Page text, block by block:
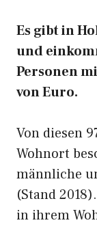
Es gibt in
und
Personen
von Euro.
Von diesen
Wohnort
männliche
(Stand
in ihrem